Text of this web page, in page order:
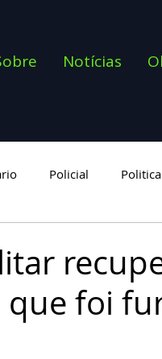
Notícias
Policial Politica
foi